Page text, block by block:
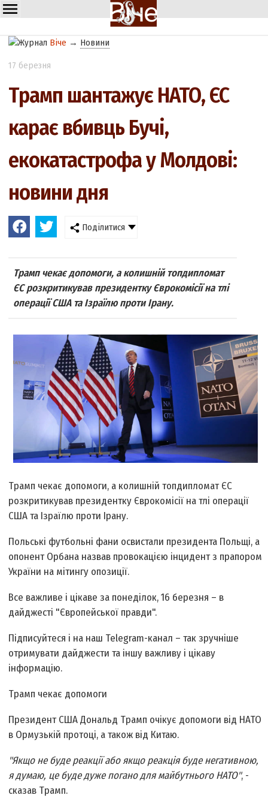
Віче → Новини
17 березня
Трамп шантажує НАТО, ЄС
карає вбивць Бучі,
екокатастрофа у Молдові:
новини дня
Поділитися
Трамп чекає допомоги, а колишній топдипломат
ЄС розкритикував президентку Єврокомісії на тлі
операції США та Ізраїлю проти Ірану.
Трамп чекає допомоги, а колишній топдипломат ЄС
розкритикував президентку Єврокомісії на тлі операції
США та Ізраїлю проти Ірану.
Польські футбольні фани освистали президента Польщі, а
опонент Орбана назвав провокацією інцидент з прапором
України на мітингу опозиції.
Все важливе і цікаве за понеділок, 16 березня – в
дайджесті "Європейської правди".
Підписуйтеся і на наш Telegram-канал – так зручніше
отримувати дайджести та іншу важливу і цікаву
інформацію.
Трамп чекає допомоги
Президент США Дональд Трамп очікує допомоги від НАТО
в Ормузькій протоці, а також від Китаю.
"Якщо не буде реакції або якщо реакція буде негативною,
я думаю, це буде дуже погано для майбутнього НАТО", -
сказав Трамп.